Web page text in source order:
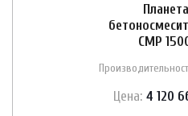
CMP
Цена: 4 120